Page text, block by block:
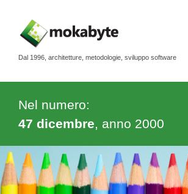
Dal 1996, architetture, metodologie, sviluppo software
Nel numero:
47 dicembre, anno 2000